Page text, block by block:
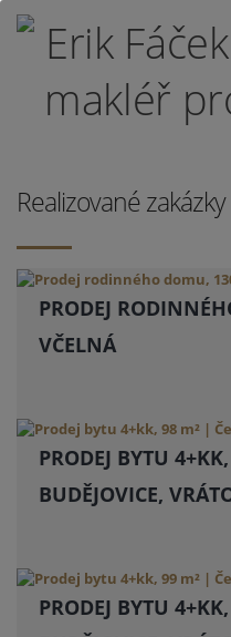
Realizované zakázky
PRODEJ
VČELNÁ
PRODEJ BYTU
BUDĚJOVICE,
PRODEJ BYTU